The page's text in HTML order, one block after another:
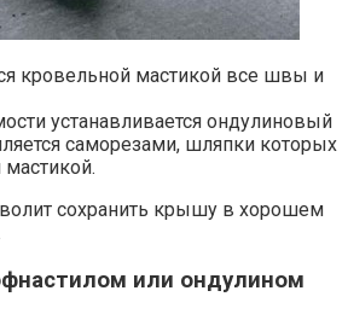
кровельной мастикой все швы и
устанавливается ондулиновый
саморезами, шляпки которых
сохранить крышу в хорошем
или ондулином